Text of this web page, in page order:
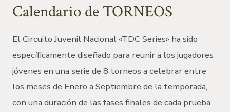
Calendario de TORNEOS
El Circuito Juvenil Nacional «TDC Series» ha sido
específicamente diseñado para reunir a los jugadores
jóvenes en una serie de 8 torneos a celebrar entre
los meses de Enero a Septiembre de la temporada,
con una duración de las fases finales de cada prueba